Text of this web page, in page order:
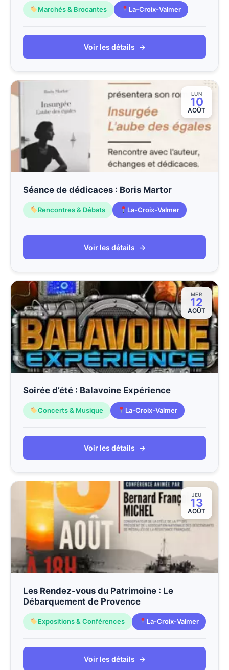
Marchés & Brocantes La-Croix-Valmer
Voir les détails →
LUN
10
AOÛT
Séance de dédicaces : Boris Martor
Rencontres & Débats La-Croix-Valmer
Voir les détails →
MER
12
AOÛT
Soirée d’été : Balavoine Expérience
Concerts & Musique La-Croix-Valmer
Voir les détails →
JEU
13
AOÛT
Les Rendez-vous du Patrimoine : Le
Débarquement de Provence
Expositions & Conférences La-Croix-Valmer
Voir les détails →